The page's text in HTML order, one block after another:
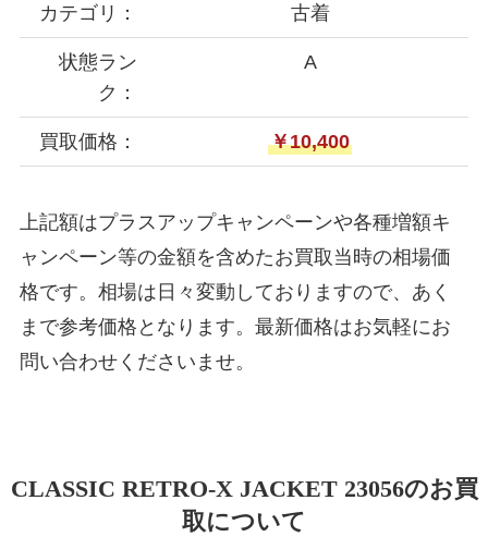
カテゴリ： 古着
状態ラン
ク：
A
買取価格： ￥10,400
上記額はプラスアップキャンペーンや各種増額キ
ャンペーン等の金額を含めたお買取当時の相場価
格です。相場は日々変動しておりますので、あく
まで参考価格となります。最新価格はお気軽にお
問い合わせくださいませ。
CLASSIC RETRO-X JACKET 23056のお買
取について